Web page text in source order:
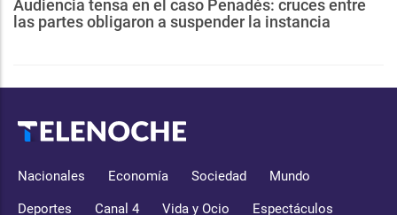
Audiencia tensa en el caso Penadés: cruces entre
las partes obligaron a suspender la instancia
Nacionales Economía Sociedad Mundo
Deportes Canal 4 Vida y Ocio Espectáculos